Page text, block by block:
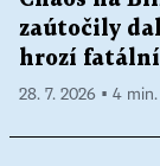
zaútočily
hrozí fatální
28. 7. 2026 ▪ 4